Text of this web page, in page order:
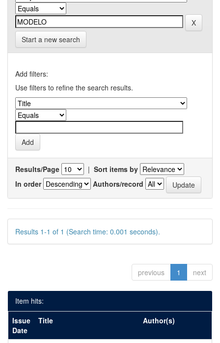
Start a new search
Add filters:
Use filters to refine the search results.
Results/Page | Sort items by
In order
Authors/record
Results 1-1 of 1 (Search time: 0.001 seconds).
previous 1 next
Item hits:
Issue
Date
Title Author(s)